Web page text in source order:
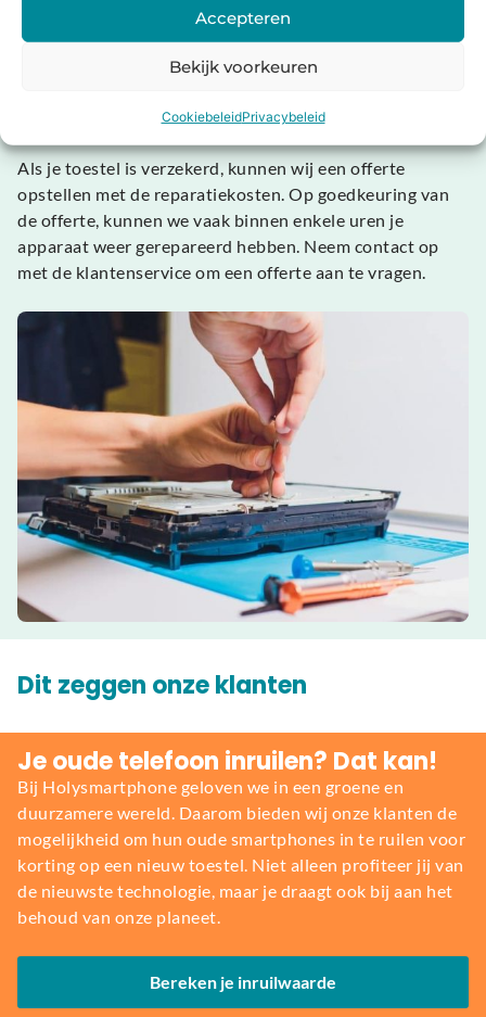
Accepteren
Bekijk voorkeuren
CookiebeleidPrivacybeleid
Inboedelverzekering
Reisverzekering
WA verzekerd
Wertgarantie
Als je toestel is verzekerd, kunnen wij een offerte
opstellen met de reparatiekosten. Op goedkeuring van
de offerte, kunnen we vaak binnen enkele uren je
apparaat weer gerepareerd hebben. Neem contact op
met de klantenservice om een offerte aan te vragen.
Dit zeggen onze klanten
Je oude telefoon inruilen? Dat kan!
Bij Holysmartphone geloven we in een groene en
duurzamere wereld. Daarom bieden wij onze klanten de
mogelijkheid om hun oude smartphones in te ruilen voor
korting op een nieuw toestel. Niet alleen profiteer jij van
de nieuwste technologie, maar je draagt ook bij aan het
behoud van onze planeet.
Bereken je inruilwaarde